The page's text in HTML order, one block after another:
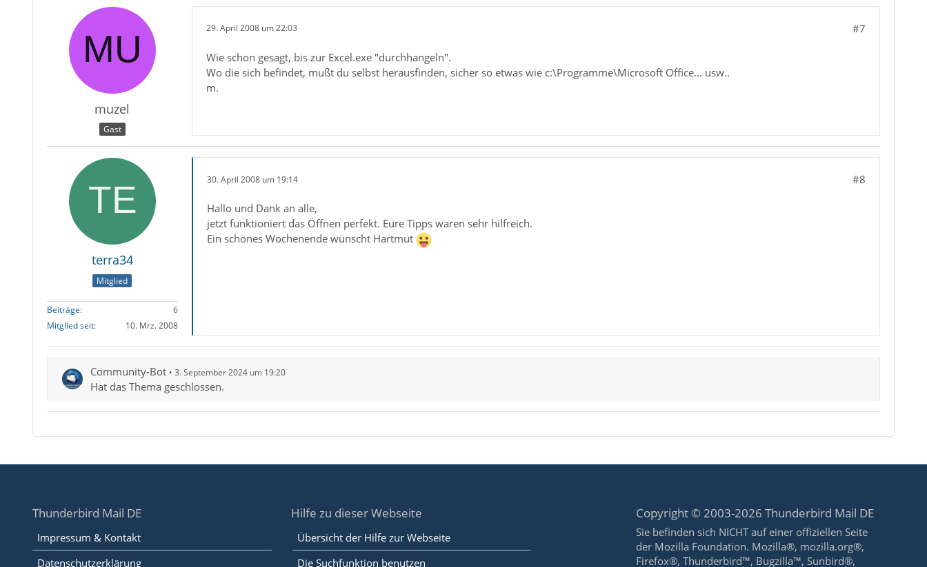
muzel
Gast
29. April 2008 um 22:03 #7
Wie schon gesagt, bis zur Excel.exe "durchhangeln".
Wo die sich befindet, mußt du selbst herausfinden, sicher so etwas wie c:\Programme\Microsoft Office... usw..
m.
terra34
Mitglied
Beiträge
6
Mitglied seit
10. Mrz. 2008
30. April 2008 um 19:14 #8
Hallo und Dank an alle,
jetzt funktioniert das Öffnen perfekt. Eure Tipps waren sehr hilfreich.
Ein schönes Wochenende wünscht Hartmut
Community-Bot 3. September 2024 um 19:20
Hat das Thema geschlossen.
Thunderbird Mail DE
Impressum & Kontakt
Datenschutzerklärung
Hilfe zu dieser Webseite
Übersicht der Hilfe zur Webseite
Die Suchfunktion benutzen
Copyright © 2003-2026 Thunderbird Mail DE
Sie befinden sich NICHT auf einer offiziellen Seite
der Mozilla Foundation. Mozilla®, mozilla.org®,
Firefox®, Thunderbird™, Bugzilla™, Sunbird®,